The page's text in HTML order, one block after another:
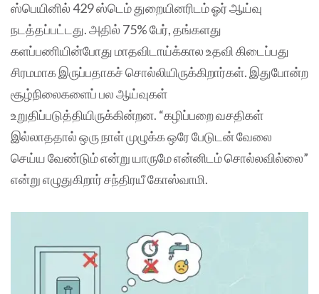
ஸ்பெயினில் 429 ஸ்டெம் துறையினரிடம் ஓர் ஆய்வு
நடத்தப்பட்டது. அதில் 75% பேர், தங்களது
களப்பணியின்போது மாதவிடாய்க்கால உதவி கிடைப்பது
சிரமமாக இருப்பதாகச் சொல்லியிருக்கிறார்கள். இதுபோன்ற
சூழ்நிலைகளைப் பல ஆய்வுகள்
உறுதிப்படுத்தியிருக்கின்றன. “கழிப்பறை வசதிகள்
இல்லாததால் ஒரு நாள் முழுக்க ஒரே பேடுடன் வேலை
செய்ய வேண்டும் என்று யாருமே என்னிடம் சொல்லவில்லை”
என்று எழுதுகிறார் சந்திரயீ கோஸ்வாமி.